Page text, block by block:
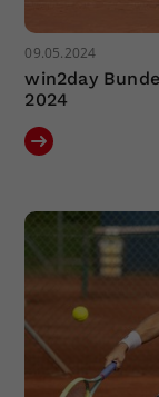
09.05.2024
win2day
2024